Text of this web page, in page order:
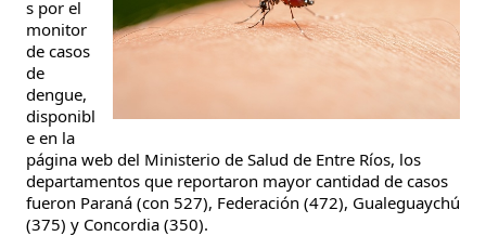
s por el
monitor
de casos
de
dengue,
disponibl
e en la
página web del Ministerio de Salud de Entre Ríos, los
departamentos que reportaron mayor cantidad de casos
fueron Paraná (con 527), Federación (472), Gualeguaychú
(375) y Concordia (350).